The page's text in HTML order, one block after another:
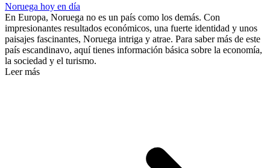
Noruega hoy en día
En Europa, Noruega no es un país como los demás. Con
impresionantes resultados económicos, una fuerte identidad y unos
paisajes fascinantes, Noruega intriga y atrae. Para saber más de este
país escandinavo, aquí tienes información básica sobre la economía,
la sociedad y el turismo.
Leer más